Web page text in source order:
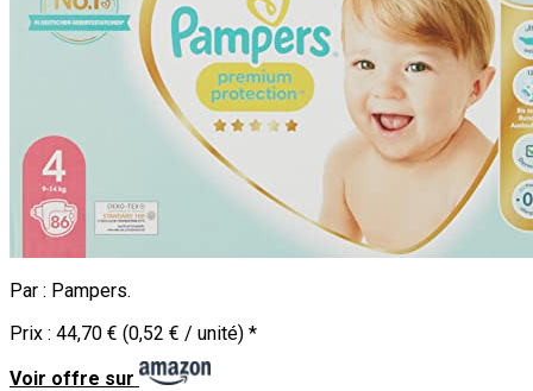
Par : Pampers.
Prix : 44,70 € (0,52 € / unité) *
Voir offre sur